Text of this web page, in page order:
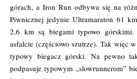
górach, a Iron Run odbywa się na
Piwnicznej jedynie Ultramaraton 61
2,6 km są biegami typowo górskimi.
asfalcie (częściowo szutrze). Tak więc
typowy biegacz górski. Na pewno
podpasuje typowym „slowrunnerom”